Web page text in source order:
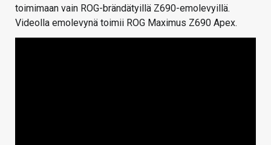
toimimaan vain ROG-brändätyillä Z690-emolevyillä.
Videolla emolevynä toimii ROG Maximus Z690 Apex.